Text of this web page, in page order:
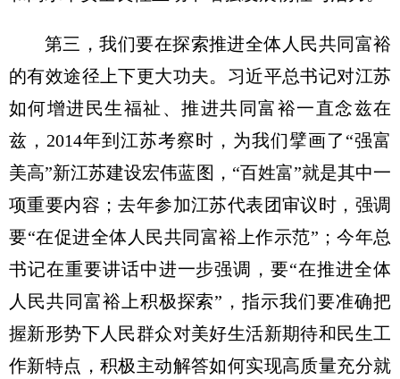
第三，我们要在探索推进全体人民共同富裕
的有效途径上下更大功夫。习近平总书记对江苏
如何增进民生福祉、推进共同富裕一直念兹在
兹，2014年到江苏考察时，为我们擘画了“强富
美高”新江苏建设宏伟蓝图，“百姓富”就是其中一
项重要内容；去年参加江苏代表团审议时，强调
要“在促进全体人民共同富裕上作示范”；今年总
书记在重要讲话中进一步强调，要“在推进全体
人民共同富裕上积极探索”，指示我们要准确把
握新形势下人民群众对美好生活新期待和民生工
作新特点，积极主动解答如何实现高质量充分就